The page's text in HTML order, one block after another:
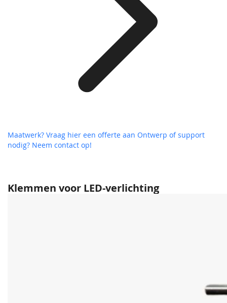
Klemmen voor LED-verlichting
Maatwerk? Vraag hier een offerte aan Ontwerp of support
nodig? Neem contact op!